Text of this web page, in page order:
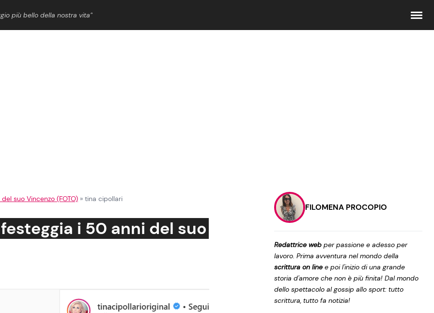
più bello della nostra vita”
Consigli di Cucina
Contattaci
Pubblicità
Privacy Policy
suo Vincenzo (FOTO) » tina cipollari
i 50 anni del suo
FILOMENA PROCOPIO
Redattrice web per passione e adesso per
lavoro. Prima avventura nel mondo della
scrittura on line e poi l'inizio di una grande
storia d'amore che non è più finita! Dal mondo
dello spettacolo al gossip allo sport: tutto
scrittura, tutto fa notizia!